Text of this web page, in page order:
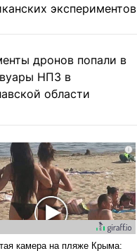
экспериментов
дронов попали в
НПЗ в
области